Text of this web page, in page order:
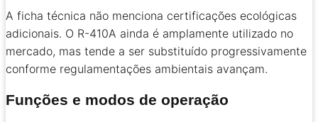
A ficha técnica não menciona certificações ecológicas
adicionais. O R-410A ainda é amplamente utilizado no
mercado, mas tende a ser substituído progressivamente
conforme regulamentações ambientais avançam.
Funções e modos de operação